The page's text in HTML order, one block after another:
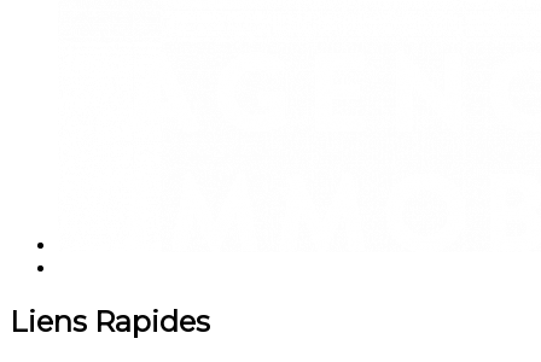
Liens Rapides